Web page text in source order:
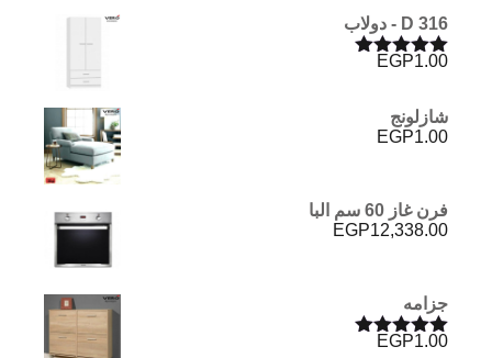
D 316 - دولاب
تم التقييم
EGP1.00
شازلونج
EGP1.00
فرن غاز 60 سم البا
EGP12,338.00
جزامه
تم التقييم
EGP1.00